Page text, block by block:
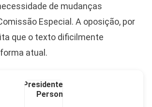
de mudanças
Especial. A oposição, por
que o texto dificilmente
atual.
Presidente Porcelana
Personalizada